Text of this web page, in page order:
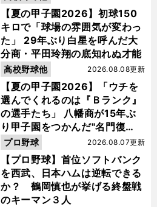
【夏の甲子園2026】初球150
キロで「球場の雰囲気が変わっ
た」 29年ぶり白星を呼んだ大
分商・平田玲翔の底知れぬ才能
【夏の甲子園2026】「ウチを
選んでくれるのは『Ｂランク』
の選手たち」 八幡商が15年ぶ
り甲子園をつかんだ"名門復
活"の舞台裏
2026.08.08更新
高校野球他
【プロ野球】首位ソフトバンク
を西武、日本ハムは逆転できる
か？ 鶴岡慎也が挙げる終盤戦
のキーマン３人
2026.08.07更新
プロ野球